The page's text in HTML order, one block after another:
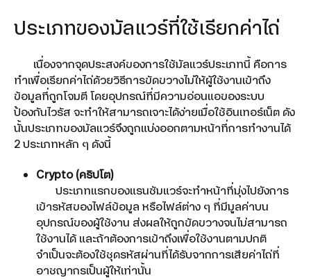
ประเภทของมัลแวร์ที่ใช้เรียกค่าไถ่
เนื่องจากจุดประสงค์ของการใช้มัลแวร์ประเภทนี้ คือการ
ทำเพื่อเรียกค่าไถ่ด้วยวิธีการขัดขวางไม่ให้ผู้ใช้งานเข้าถึง
ข้อมูลที่ถูกโจมตี โดยอุปกรณ์ที่มีความอ่อนแอของระบบ
ป้องกันไวรัส จะทำให้สามารถเจาะได้ง่ายเมื่อใช้อินเทอร์เน็ต ดัง
นั้นประเภทของมัลแวร์จึงถูกแบ่งออกตามหน้าที่การทำงานได้
2 ประเภทหลัก ๆ ดังนี้
Crypto (คริปโต)
ประเภทแรกของแรนซัมแวร์จะทำหน้าที่มุ่งไปยังการ
เข้ารหัสของไฟล์ข้อมูล หรือไฟล์ต่าง ๆ ที่มีมูลค่าบน
อุปกรณ์ของผู้ใช้งาน ส่งผลให้ถูกขัดขวางจนไม่สามารถ
ใช้งานได้ และถ้าต้องการเข้าถึงเพื่อใช้งานตามปกติ
จำเป็นจะต้องใช้ชุดรหัสผ่านที่ได้รับจากการเสียค่าไถ่ที่
อาชญากรเป็นผู้ให้เท่านั้น